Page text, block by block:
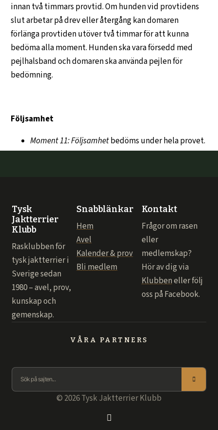
innan två timmars provtid. Om hunden vid provtidens
slut arbetar på drev eller återgång kan domaren
förlänga provtiden utöver två timmar för att kunna
bedöma alla moment. Hunden ska vara försedd med
pejlhalsband och domaren ska använda pejlen för
bedömning.
Följsamhet
Moment 11: Följsamhetbedöms under hela provet.
Tysk
Jaktterrier
Klubb
Rasklubben för
tysk jaktterrier i
Sverige sedan
1980 – avel, prov,
kunskap och
gemenskap.
Snabblänkar
Hem
Avel
Kalender & prov
Bli medlem
Kontakt
Frågor om rasen
eller
medlemskap?
Hör av dig via
Klubbeneller följ
oss på Facebook.
VÅRA PARTNERS
© 2026 Tysk Jaktterrier Klubb